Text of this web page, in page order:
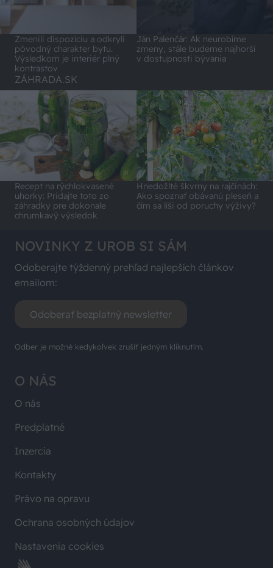
Zmenili dispozíciu a odkryli
pôvodný charakter bytu.
Výsledkom je interiér plný
kontrastov
Ján Palenčár: Ak neurobíme
zmeny, stále budeme najhorší
v dostupnosti bývania
ZÁHRADA.SK
Recept na rýchlokvasené
uhorky: Pridajte toto zo
záhradky pre dokonale
chrumkavý výsledok
Hnedožlté škvrny na rajčinách:
Ako spoznať obávanú pleseň a
čím sa líši od poruchy výživy?
O NÁS
O nás
Predplatné
Inzercia
Kontakty
Právo na opravu
Ochrana osobných údajov
Nastavenia cookies
NOVINKY Z UROB SI SÁM
Odoberajte týždenný prehľad najlepších článkov
emailom:
Odoberať bezplatný newsletter
Odber je možné kedykoľvek zrušiť jedným kliknutím.